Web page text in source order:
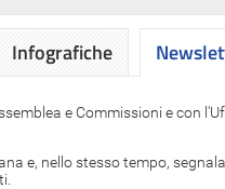
Infografiche
e Commissioni e con
e, nello stesso tempo,